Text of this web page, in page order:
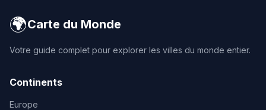
🌍Carte du Monde
Votre guide complet pour explorer les villes du monde entier.
Continents
Europe